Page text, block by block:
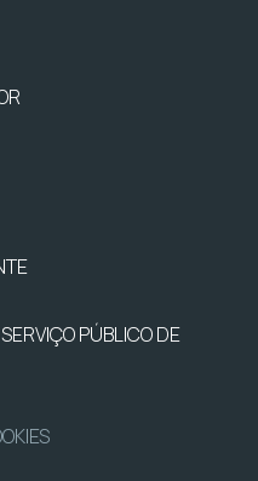
PÚBLICO DE